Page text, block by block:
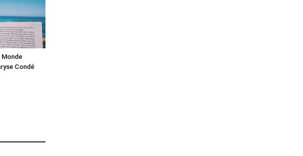
Monde
Condé